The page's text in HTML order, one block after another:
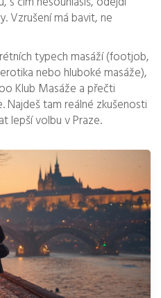
Vzrušení má bavit, ne
typech masáží (footjob,
nebo hluboké masáže),
Klub Masáže a přečti
tam reálné zkušenosti
lepší volbu v Praze.